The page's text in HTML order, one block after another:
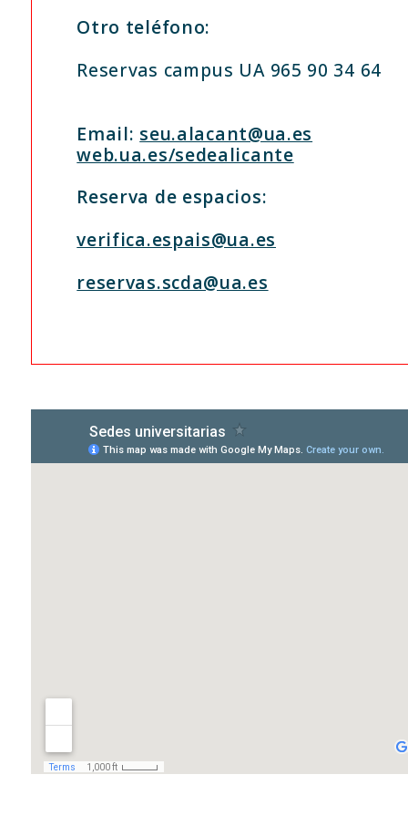
Otro teléfono:
Reservas campus UA 965 90 34 64
Email: seu.alacant@ua.es
web.ua.es/sedealicante
Reserva de espacios:
verifica.espais@ua.es
reservas.scda@ua.es